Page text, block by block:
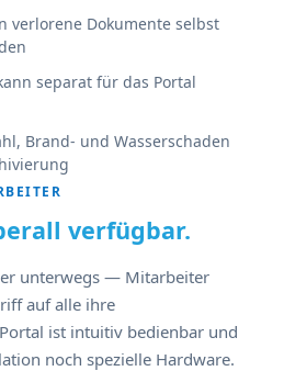
verlorene Dokumente selbst
separat für das Portal
Brand- und Wasserschaden
verfügbar.
unterwegs — Mitarbeiter
auf alle ihre
ist intuitiv bedienbar und
noch spezielle Hardware.